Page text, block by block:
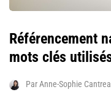
Référencement
mots clés
ParAnne-Sophie